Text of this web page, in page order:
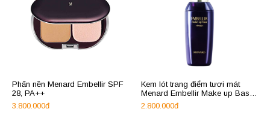
Phấn nền Menard Embellir SPF
28, PA++
3.800.000đ
Kem lót trang điểm tươi mát
Menard Embellir Make up Base
Fresh
2.800.000đ